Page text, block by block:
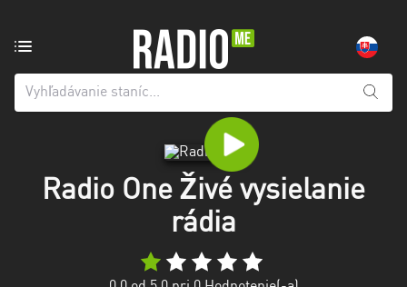
stanica
Banskobystrický
Radio One Živé vysielanie
rádia